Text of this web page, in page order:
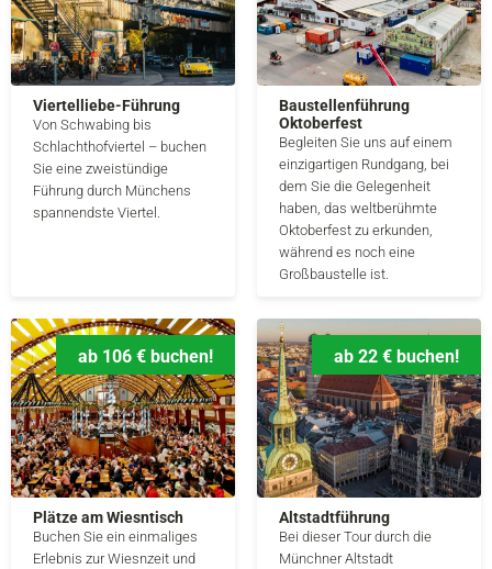
Viertelliebe-Führung
Von Schwabing bis
Schlachthofviertel – buchen
Sie eine zweistündige
Führung durch Münchens
spannendste Viertel.
Baustellenführung
Oktoberfest
Begleiten Sie uns auf einem
einzigartigen Rundgang, bei
dem Sie die Gelegenheit
haben, das weltberühmte
Oktoberfest zu erkunden,
während es noch eine
Großbaustelle ist.
ab 106 € buchen!
Plätze am Wiesntisch
Buchen Sie ein einmaliges
Erlebnis zur Wiesnzeit und
ab 22 € buchen!
Altstadtführung
Bei dieser Tour durch die
Münchner Altstadt